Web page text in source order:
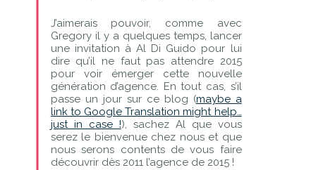
J’aimerais pouvoir, comme avec
Gregory il y a quelques temps, lancer
une invitation à Al Di Guido pour lui
dire qu’il ne faut pas attendre 2015
pour voir émerger cette nouvelle
génération d’agence. En tout cas, s’il
passe un jour sur ce blog (maybe a
link to Google Translation might help…
just in case !), sachez Al que vous
serez le bienvenue chez nous et que
nous serons contents de vous faire
découvrir dès 2011 l’agence de 2015 !